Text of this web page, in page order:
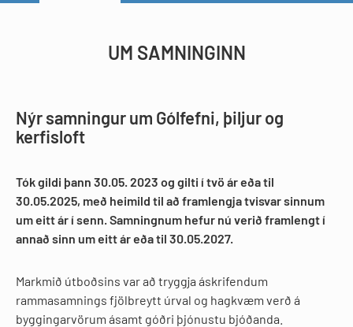
UM SAMNINGINN
Nýr samningur um Gólfefni, þiljur og
kerfisloft
Tók gildi þann 30.05. 2023 og gilti í tvö ár eða til
30.05.2025, með heimild til að framlengja tvisvar sinnum
um eitt ár í senn. Samningnum hefur nú verið framlengt í
annað sinn um eitt ár eða til 30.05.2027.
Markmið útboðsins var að tryggja áskrifendum
rammasamnings fjölbreytt úrval og hagkvæm verð á
byggingarvörum ásamt góðri þjónustu bjóðanda.